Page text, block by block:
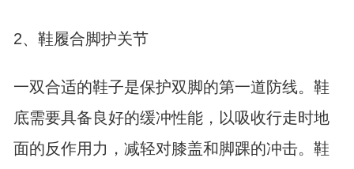
2、鞋履合脚护关节
一双合适的鞋子是保护双脚的第一道防线。鞋
底需要具备良好的缓冲性能，以吸收行走时地
面的反作用力，减轻对膝盖和脚踝的冲击。鞋